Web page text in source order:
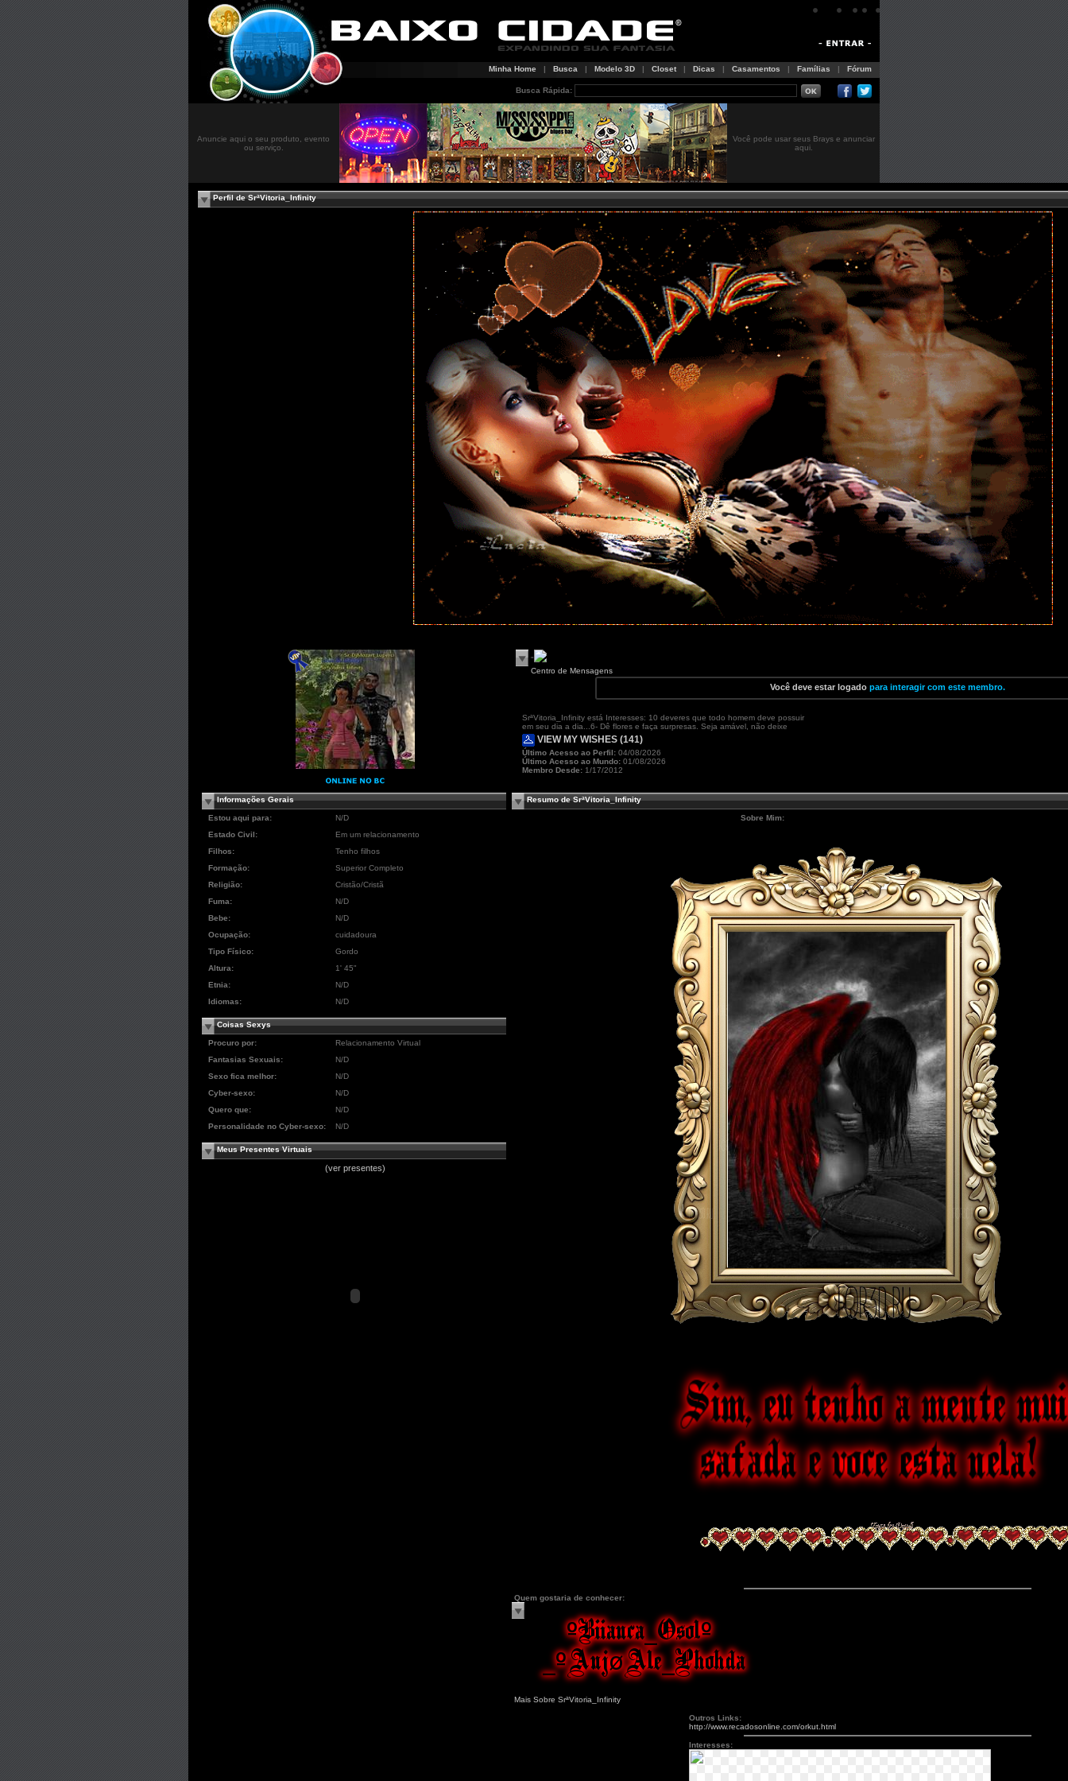
Minha Home | Busca | Modelo 3D | Closet | Dicas | Casamentos | Famílias | Fórum
Busca Rápida:
Anuncie aqui o seu produto, evento
ou serviço.
Você pode usar seus Brays e anunciar
aqui.
Perfil de SrªVitoria_Infinity
"
Centro de Mensagens
Você deve estar logado para interagir com este membro.
SrªVitoria_Infinity está Interesses: 10 deveres que todo homem deve possuir
em seu dia a dia...6- Dê flores e faça surpresas. Seja amável, não deixe
VIEW MY WISHES (141)
Último Acesso ao Perfil: 04/08/2026
Último Acesso ao Mundo: 01/08/2026
Membro Desde: 1/17/2012
Informações Gerais
Estou aqui para:
N/D
Estado Civil:
Em um relacionamento
Filhos:
Tenho filhos
Formação:
Superior Completo
Religião:
Cristão/Cristã
Fuma:
N/D
Bebe:
N/D
Ocupação:
cuidadoura
Tipo Físico:
Gordo
Altura:
1' 45"
Etnia:
N/D
Idiomas:
N/D
Coisas Sexys
Procuro por:
Relacionamento Virtual
Fantasias Sexuais:
N/D
Sexo fica melhor:
N/D
Cyber-sexo:
N/D
Quero que:
N/D
Personalidade no Cyber-sexo:
N/D
Meus Presentes Virtuais
(ver presentes)
Resumo de SrªVitoria_Infinity
Sobre Mim:
Quem gostaria de conhecer:
Mais Sobre SrªVitoria_Infinity
Outros Links:
http://www.recadosonline.com/orkut.html
Interesses: